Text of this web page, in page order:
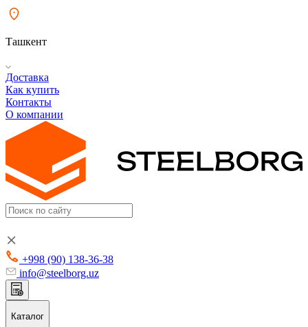
Ташкент
Доставка
Как купить
Контакты
О компании
+998 (90) 138-36-38
info@steelborg.uz
Каталог